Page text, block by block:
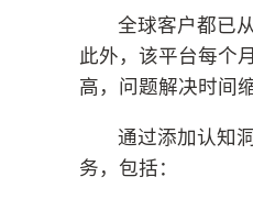
全球客户都已
此外，该平台每个
高，问题解决时间
通过添加认知
务，包括：